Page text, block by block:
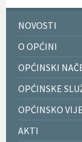
NOVOSTI
O OPĆINI
OPĆINSKI
OPĆINSKE
OPĆINSKO
AKTI